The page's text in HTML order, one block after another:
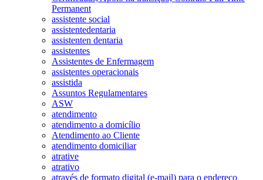
Permanent
assistente social
assistentedentaria
assistenten dentaria
assistentes
Assistentes de Enfermagem
assistentes operacionais
assistida
Assuntos Regulamentares
ASW
atendimento
atendimento a domicílio
Atendimento ao Cliente
atendimento domiciliar
atrative
atrativo
através de formato digital (e-mail) para o endereço